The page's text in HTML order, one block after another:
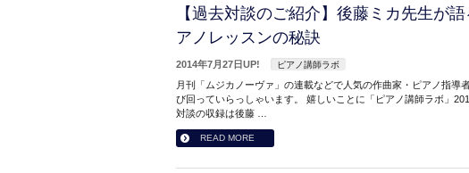
【過去対談のご紹介】後藤ミカ先生が
アノレッスンの秘訣
2014年7月27日UP! ピアノ講師ラボ
月刊「ムジカノーヴァ」の連載などで人気の作曲家・ピアノ指導
び回っていらっしゃいます。 嬉しいことに「ピアノ講師ラボ」
対談の収録は後藤 …
READ MORE